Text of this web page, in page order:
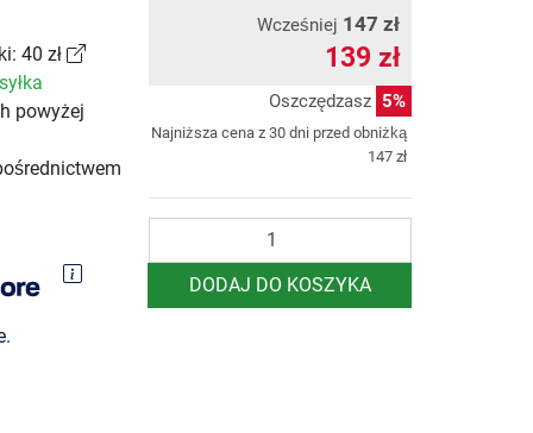
40 zł
powyżej
Wcześniej 147 zł
139 zł
Oszczędzasz 5%
Najniższa cena z 30 dni przed obniżką
147 zł
DODAJ DO KOSZYKA